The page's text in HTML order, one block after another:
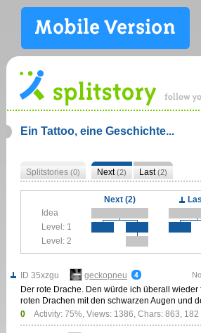
Ein Tattoo, eine Geschichte...
Splitstories (0) Next(2) Last(2)
Next (2)
Idea
Level: 1
Level: 2
ID 35xzgu
geckopneu
Der rote Drache. Den würde ich überall wieder
roten Drachen mit den schwarzen Augen und
0
Activity: 75%, Views: 1386, Chars: 863, 182